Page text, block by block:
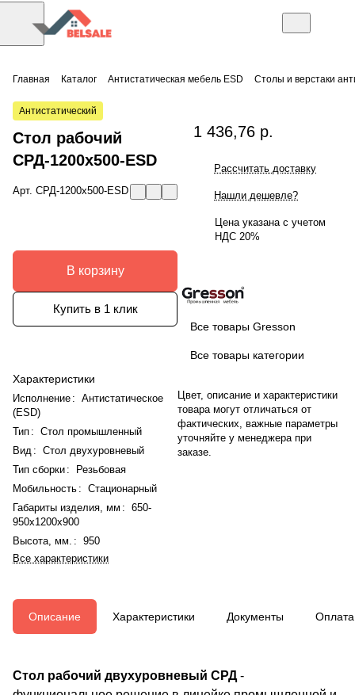
Главная Каталог Антистатическая мебель ESD Столы и верстаки
Антистатический
Стол рабочий
СРД-1200х500-ESD
Арт. СРД-1200х500-ESD
В корзину
Купить в 1 клик
Характеристики
Исполнение : Антистатическое
(ESD)
Тип : Стол промышленный
Вид : Стол двухуровневый
Тип сборки:
Резьбовая
Мобильность : Стационарный
Габариты изделия, мм : 650-
950x1200x900
Высота, мм. : 950
Все характеристики
1 436,76 р.
Рассчитать доставку
Нашли дешевле?
Цена указана с учетом
НДС 20%
Все товары Gresson
Все товары категории
Цвет, описание и характеристики
товара могут отличаться от
фактических, важные параметры
уточняйте у менеджера при
заказе.
Описание Характеристики Документы Оплата
Стол рабочий двухуровневый СРД-